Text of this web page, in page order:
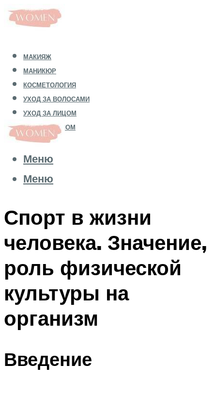
МАКИЯЖ
МАНИКЮР
КОСМЕТОЛОГИЯ
УХОД ЗА ВОЛОСАМИ
УХОД ЗА ЛИЦОМ
УХОД ЗА ТЕЛОМ
Меню
Меню
Спорт в жизни
человека. Значение,
роль физической
культуры на
организм
Введение